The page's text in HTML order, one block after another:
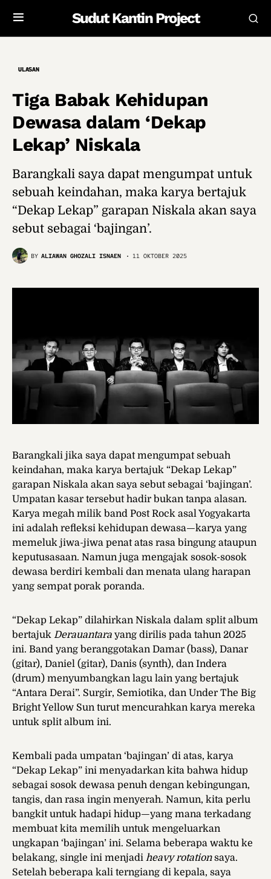
Sudut Kantin Project
ULASAN
Tiga Babak Kehidupan
Dewasa dalam ‘Dekap
Lekap’ Niskala
Barangkali saya dapat mengumpat untuk
sebuah keindahan, maka karya bertajuk
“Dekap Lekap” garapan Niskala akan saya
sebut sebagai ‘bajingan’.
BY ALIAWAN GHOZALI ISNAEN 11 OKTOBER 2025
Barangkali jika saya dapat mengumpat sebuah
keindahan, maka karya bertajuk “Dekap Lekap”
garapan Niskala akan saya sebut sebagai ‘bajingan’.
Umpatan kasar tersebut hadir bukan tanpa alasan.
Karya megah milik band Post Rock asal Yogyakarta
ini adalah refleksi kehidupan dewasa—karya yang
memeluk jiwa-jiwa penat atas rasa bingung ataupun
keputusasaan. Namun juga mengajak sosok-sosok
dewasa berdiri kembali dan menata ulang harapan
yang sempat porak poranda.
“Dekap Lekap” dilahirkan Niskala dalam split album
bertajuk Derauantara yang dirilis pada tahun 2025
ini. Band yang beranggotakan Damar (bass), Danar
(gitar), Daniel (gitar), Danis (synth), dan Indera
(drum) menyumbangkan lagu lain yang bertajuk
“Antara Derai”. Surgir, Semiotika, dan Under The Big
Bright Yellow Sun turut mencurahkan karya mereka
untuk split album ini.
Kembali pada umpatan ‘bajingan’ di atas, karya
“Dekap Lekap” ini menyadarkan kita bahwa hidup
sebagai sosok dewasa penuh dengan kebingungan,
tangis, dan rasa ingin menyerah. Namun, kita perlu
bangkit untuk hadapi hidup—yang mana terkadang
membuat kita memilih untuk mengeluarkan
ungkapan ‘bajingan’ ini. Selama beberapa waktu ke
belakang, single ini menjadi heavy rotationsaya.
Setelah beberapa kali terngiang di kepala, saya